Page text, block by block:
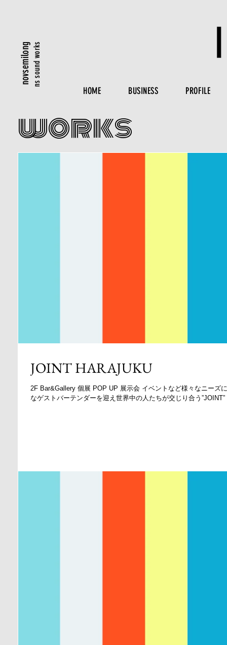
ns sound works
novsemilong
HOME BUSINESS PROFILE
​works
JOINT HARAJUKU
2F Bar&Gallery 個展 POP UP 展示会 イベントなど様々なニーズ
なゲストバーテンダーを迎え世界中の人たちが交じり合う